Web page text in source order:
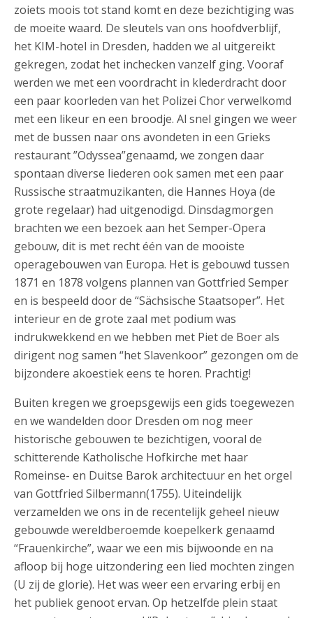
zoiets moois tot stand komt en deze bezichtiging was
de moeite waard. De sleutels van ons hoofdverblijf,
het KIM-hotel in Dresden, hadden we al uitgereikt
gekregen, zodat het inchecken vanzelf ging. Vooraf
werden we met een voordracht in klederdracht door
een paar koorleden van het Polizei Chor verwelkomd
met een likeur en een broodje. Al snel gingen we weer
met de bussen naar ons avondeten in een Grieks
restaurant ”Odyssea”genaamd, we zongen daar
spontaan diverse liederen ook samen met een paar
Russische straatmuzikanten, die Hannes Hoya (de
grote regelaar) had uitgenodigd. Dinsdagmorgen
brachten we een bezoek aan het Semper-Opera
gebouw, dit is met recht één van de mooiste
operagebouwen van Europa. Het is gebouwd tussen
1871 en 1878 volgens plannen van Gottfried Semper
en is bespeeld door de “Sächsische Staatsoper”. Het
interieur en de grote zaal met podium was
indrukwekkend en we hebben met Piet de Boer als
dirigent nog samen “het Slavenkoor” gezongen om de
bijzondere akoestiek eens te horen. Prachtig!
Buiten kregen we groepsgewijs een gids toegewezen
en we wandelden door Dresden om nog meer
historische gebouwen te bezichtigen, vooral de
schitterende Katholische Hofkirche met haar
Romeinse- en Duitse Barok architectuur en het orgel
van Gottfried Silbermann(1755). Uiteindelijk
verzamelden we ons in de recentelijk geheel nieuw
gebouwde wereldberoemde koepelkerk genaamd
“Frauenkirche”, waar we een mis bijwoonde en na
afloop bij hoge uitzondering een lied mochten zingen
(U zij de glorie). Het was weer een ervaring erbij en
het publiek genoot ervan. Op hetzelfde plein staat